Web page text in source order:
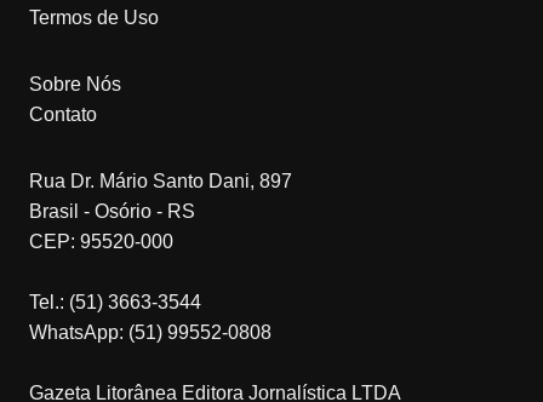
Termos de Uso
Sobre Nós
Contato
Rua Dr. Mário Santo Dani, 897
Brasil - Osório - RS
CEP: 95520-000
Tel.: (51) 3663-3544
WhatsApp: (51) 99552-0808
Gazeta Litorânea Editora Jornalística LTDA